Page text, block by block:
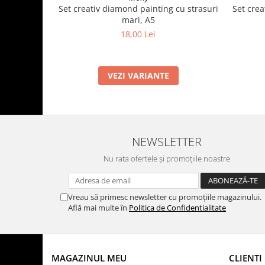
Set creativ diamond painting cu strasuri
mari, A5
18,00 Lei
VEZI VARIANTE
Set
NEWSLETTER
Nu rata ofertele și promoțiile noastre
Vreau să primesc newsletter cu promoțiile magazinului.
Află mai multe în Politica de Confidentialitate
MAGAZINUL MEU CLIENTI